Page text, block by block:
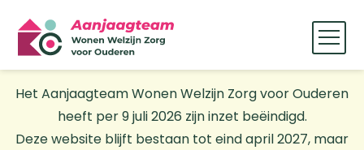
Het Aanjaagteam Wonen Welzijn Zorg voor Ouderen
heeft per 9 juli 2026 zijn inzet beëindigd.
Deze website blijft bestaan tot eind april 2027, maar